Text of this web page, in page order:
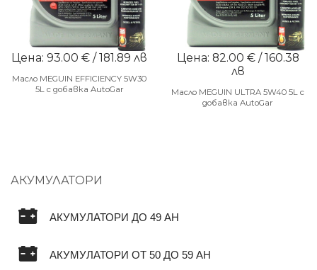
Цена: 93.00 € / 181.89 лв
Масло MEGUIN EFFICIENCY 5W30
5L с добавка AutoGar
Цена: 82.00 € / 160.38
лв
Масло MEGUIN ULTRA 5W40 5L с
добавка AutoGar
АКУМУЛАТОРИ
АКУМУЛАТОРИ ДО 49 AH
АКУМУЛАТОРИ ОТ 50 ДО 59 AH